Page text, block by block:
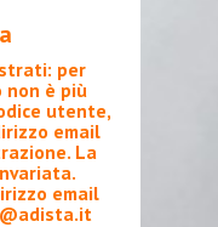
per
non è più
utente,
email
La
email